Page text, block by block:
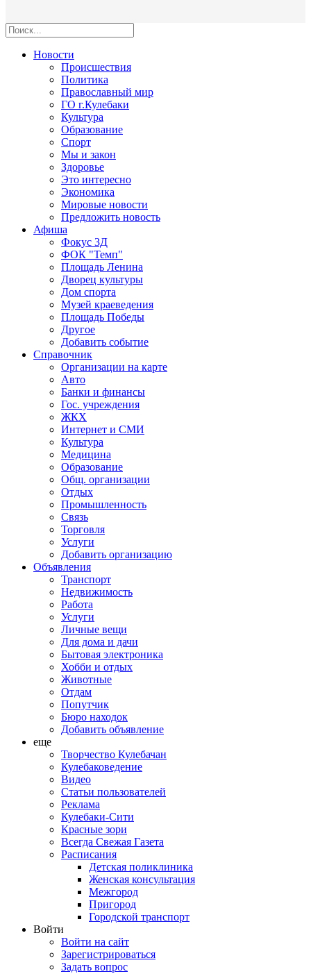
Новости
Происшествия
Политика
Православный мир
ГО г.Кулебаки
Культура
Образование
Спорт
Мы и закон
Здоровье
Это интересно
Экономика
Мировые новости
Предложить новость
Афиша
Фокус 3Д
ФОК "Темп"
Площадь Ленина
Дворец культуры
Дом спорта
Музей краеведения
Площадь Победы
Другое
Добавить событие
Справочник
Организации на карте
Авто
Банки и финансы
Гос. учреждения
ЖКХ
Интернет и СМИ
Культура
Медицина
Образование
Общ. организации
Отдых
Промышленность
Связь
Торговля
Услуги
Добавить организацию
Объявления
Транспорт
Недвижимость
Работа
Услуги
Личные вещи
Для дома и дачи
Бытовая электроника
Хобби и отдых
Животные
Отдам
Попутчик
Бюро находок
Добавить объявление
еще
Творчество Кулебачан
Кулебаковедение
Видео
Статьи пользователей
Реклама
Кулебаки-Сити
Красные зори
Всегда Свежая Газета
Расписания
Детская поликлиника
Женская консультация
Межгород
Пригород
Городской транспорт
Войти
Войти на сайт
Зарегистрироваться
Задать вопрос